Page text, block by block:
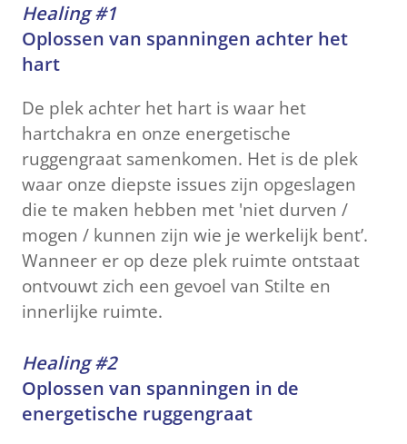
Healing #1
Oplossen van spanningen achter het
hart
De plek achter het hart is waar het
hartchakra en onze energetische
ruggengraat samenkomen. Het is de plek
waar onze diepste issues zijn opgeslagen
die te maken hebben met 'niet durven /
mogen / kunnen zijn wie je werkelijk bent’.
Wanneer er op deze plek ruimte ontstaat
ontvouwt zich een gevoel van Stilte en
innerlijke ruimte.
Healing #2
Oplossen van spanningen in de
energetische ruggengraat